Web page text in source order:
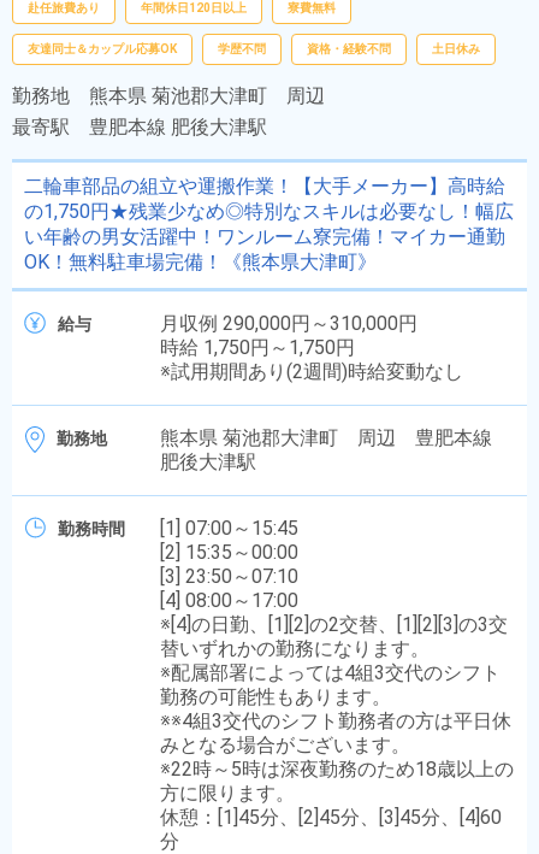
赴任旅費あり 年間休日120日以上 寮費無料
友達同士＆カップル応募OK 学歴不問 資格・経験不問 土日休み
勤務地 熊本県 菊池郡大津町 周辺
最寄駅 豊肥本線 肥後大津駅
二輪車部品の組立や運搬作業！【大手メーカー】高時給
の1,750円★残業少なめ◎特別なスキルは必要なし！幅広
い年齢の男女活躍中！ワンルーム寮完備！マイカー通勤
OK！無料駐車場完備！《熊本県大津町》
給与
月収例 290,000円～310,000円
時給 1,750円～1,750円
※試用期間あり(2週間)時給変動なし
勤務地
熊本県 菊池郡大津町 周辺 豊肥本線
肥後大津駅
勤務時間
[1] 07:00～15:45
[2] 15:35～00:00
[3] 23:50～07:10
[4] 08:00～17:00
※[4]の日勤、[1][2]の2交替、[1][2][3]の3交
替いずれかの勤務になります。
※配属部署によっては4組3交代のシフト
勤務の可能性もあります。
※※4組3交代のシフト勤務者の方は平日休
みとなる場合がございます。
※22時～5時は深夜勤務のため18歳以上の
方に限ります。
休憩：[1]45分、[2]45分、[3]45分、[4]60
分